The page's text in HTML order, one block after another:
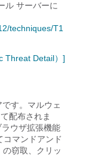
ル サーバーに
techniques/T1
Threat Detail）]
す。マルウェ
配布されま
ウザ拡張機能
コマンドアンド
の窃取、クリッ